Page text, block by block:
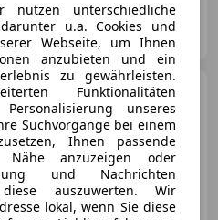
BMW 116d
€ 14 890
nutzen unterschiedliche
u.a. Cookies und
Webseite, um Ihnen
anzubieten und ein
zu gewährleisten.
Funktionalitäten
unseres
Suchvorgänge bei einem
Ihnen passende
anzuzeigen oder
und Nachrichten
auszuwerten. Wir
lokal, wenn Sie diese